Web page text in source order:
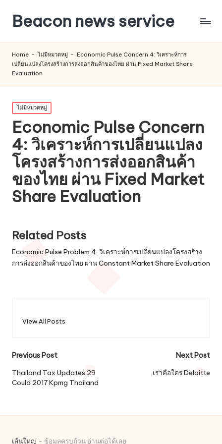
Beacon news service
Home - ไม่มีหมวดหมู่ - Economic Pulse Concern 4: วิเคราะห์การ
เปลี่ยนแปลงโครงสร้างการส่งออกสินค้าของไทย ผ่าน Fixed Market Share
Evaluation
Posted
in
ไม่มีหมวดหมู่
Economic Pulse Concern
4: วิเคราะห์การเปลี่ยนแปลง
โครงสร้างการส่งออกสินค้า
ของไทย ผ่าน Fixed Market
Share Evaluation
Related Posts
Economic Pulse Problem 4: วิเคราะห์การเปลี่ยนแปลงโครงสร้าง
การส่งออกสินค้าของไทย ผ่าน Constant Market Share Evaluation
View All Posts
Post
navigation
Previous Post
Thailand Tax Updates 29
Could 2017 Kpmg Thailand
Next Post
เราคือใคร Deloitte
เส้นใหญ่ - ข้อมูลครบถ้วน อ่านต่อได้เลย